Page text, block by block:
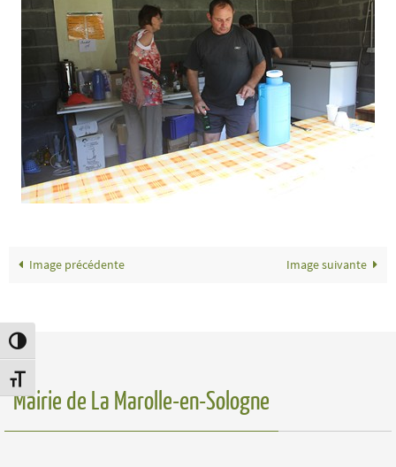
Passer en contraste élevé
Changer la taille de la police
Image précédente Image suivante
Mairie de La Marolle-en-Sologne